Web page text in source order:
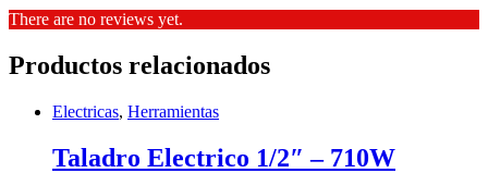
There are no reviews yet.
Productos relacionados
Electricas, Herramientas
Taladro Electrico 1/2″ – 710W